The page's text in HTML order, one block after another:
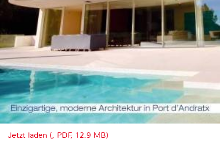
Jetzt laden (, PDF, 12.9 MB)